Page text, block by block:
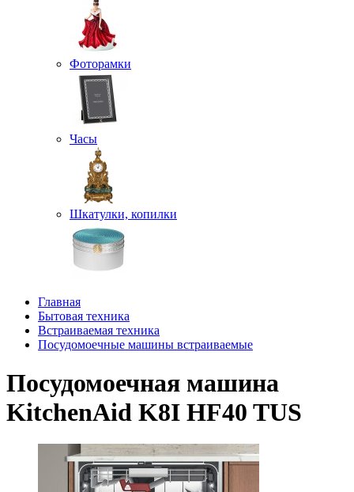
Фоторамки
Часы
Шкатулки, копилки
Главная
Бытовая техника
Встраиваемая техника
Посудомоечные машины встраиваемые
Посудомоечная машина
KitchenAid K8I HF40 TUS